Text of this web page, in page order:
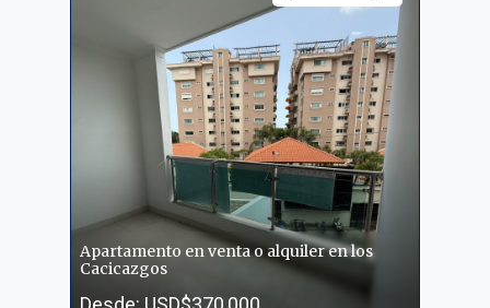
Apartamento en venta o alquiler en los
Cacicazgos